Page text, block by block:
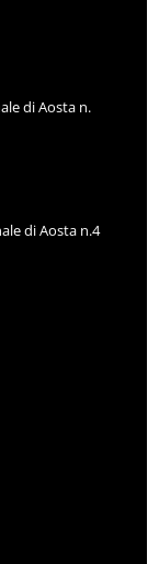
di Aosta n.
di Aosta n.4